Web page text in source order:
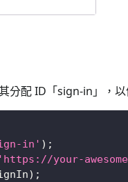
分配 ID「sign-in」，
in' ) ;
'https://your-
) ;